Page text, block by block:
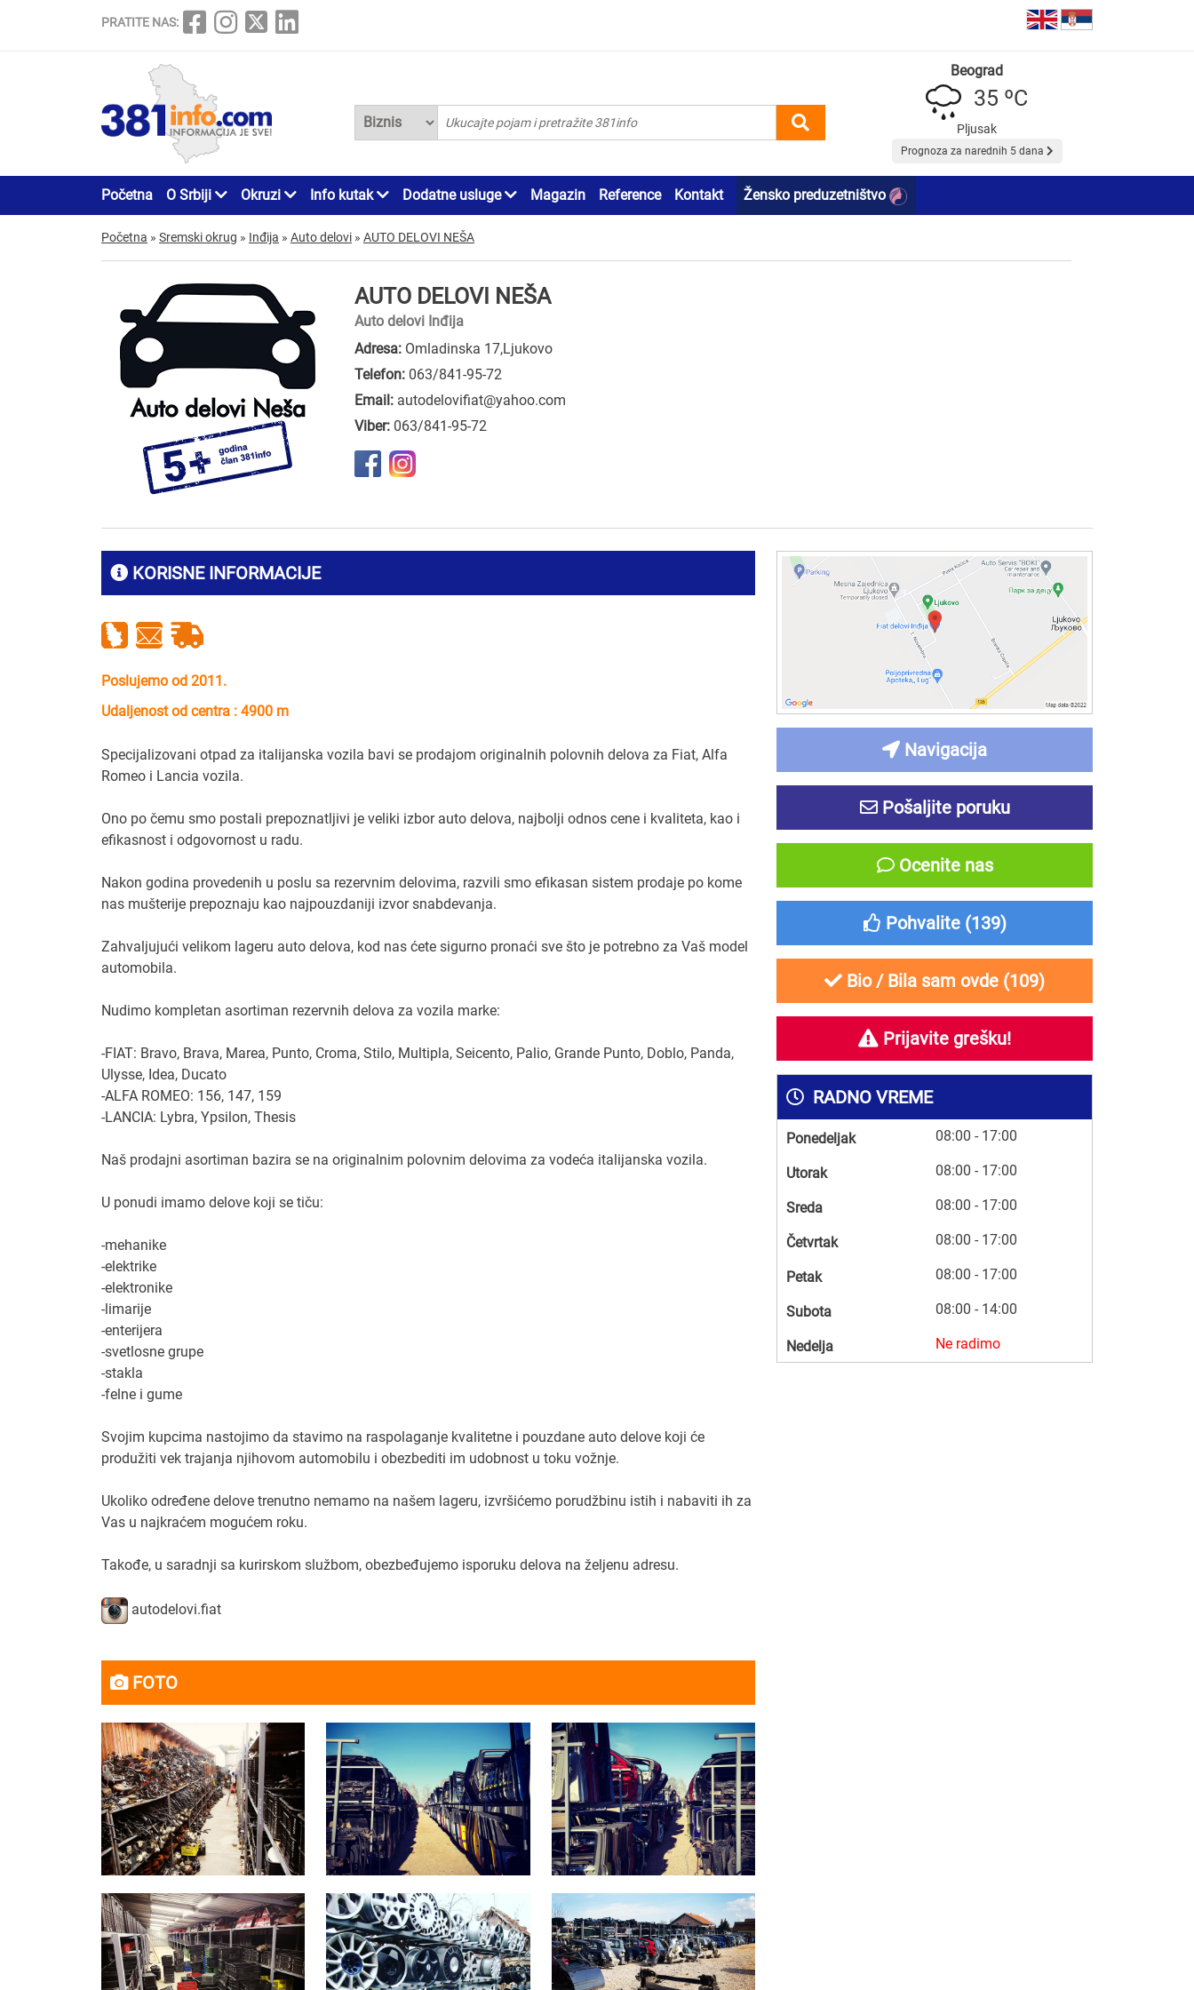
PRATITE NAS:
Beograd
35 ºC
Pljusak
Prognoza za narednih 5 dana
Početna O Srbiji Okruzi Info kutak Dodatne usluge Magazin Reference Kontakt Žensko preduzetništvo
Početna » Sremski okrug » Inđija » Auto delovi » AUTO DELOVI NEŠA
AUTO DELOVI NEŠA
Auto delovi Inđija
Adresa: Omladinska 17,Ljukovo
Telefon: 063/841-95-72
Email: autodelovifiat@yahoo.com
Viber: 063/841-95-72
KORISNE INFORMACIJE
Poslujemo od 2011.
Udaljenost od centra : 4900 m
Specijalizovani otpad za italijanska vozila bavi se prodajom originalnih polovnih delova za Fiat, Alfa
Romeo i Lancia vozila.
Ono po čemu smo postali prepoznatljivi je veliki izbor auto delova, najbolji odnos cene i kvaliteta, kao i
efikasnost i odgovornost u radu.
Nakon godina provedenih u poslu sa rezervnim delovima, razvili smo efikasan sistem prodaje po kome
nas mušterije prepoznaju kao najpouzdaniji izvor snabdevanja.
Zahvaljujući velikom lageru auto delova, kod nas ćete sigurno pronaći sve što je potrebno za Vaš model
automobila.
Nudimo kompletan asortiman rezervnih delova za vozila marke:
-FIAT: Bravo, Brava, Marea, Punto, Croma, Stilo, Multipla, Seicento, Palio, Grande Punto, Doblo, Panda,
Ulysse, Idea, Ducato
-ALFA ROMEO: 156, 147, 159
-LANCIA: Lybra, Ypsilon, Thesis
Naš prodajni asortiman bazira se na originalnim polovnim delovima za vodeća italijanska vozila.
U ponudi imamo delove koji se tiču:
-mehanike
-elektrike
-elektronike
-limarije
-enterijera
-svetlosne grupe
-stakla
-felne i gume
Svojim kupcima nastojimo da stavimo na raspolaganje kvalitetne i pouzdane auto delove koji će
produžiti vek trajanja njihovom automobilu i obezbediti im udobnost u toku vožnje.
Ukoliko određene delove trenutno nemamo na našem lageru, izvršićemo porudžbinu istih i nabaviti ih za
Vas u najkraćem mogućem roku.
Takođe, u saradnji sa kurirskom službom, obezbeđujemo isporuku delova na željenu adresu.
autodelovi.fiat
FOTO
Navigacija
Pošaljite poruku
Ocenite nas
Pohvalite (139)
Bio / Bila sam ovde (109)
Prijavite grešku!
RADNO VREME
Ponedeljak 08:00 - 17:00
Utorak 08:00 - 17:00
Sreda 08:00 - 17:00
Četvrtak 08:00 - 17:00
Petak 08:00 - 17:00
Subota 08:00 - 14:00
Nedelja Ne radimo